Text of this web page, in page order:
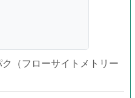
（フローサイトメトリー